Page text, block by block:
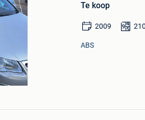
Mijn
Favorieten
Te koop
2009
ABS